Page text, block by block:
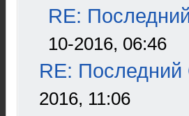
RE:
10-2016, 06:46
RE: Последний
2016, 11:06